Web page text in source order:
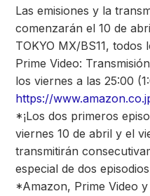
Las emisiones y la
comenzarán el 10 de
TOKYO MX/BS11, todos
Prime Video:
los viernes a las 25:00
https://
*¡Los dos primeros
viernes 10 de abril y el
transmitirán
especial de dos
*Amazon, Prime Video